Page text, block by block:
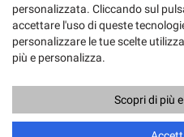
Copyright © 2026
Leggi l'informativa sulla privacy-
personalizzata. Cliccando sul
accettare l'uso di queste
personalizzare le tue scelte
più e personalizza.
Scopri di più